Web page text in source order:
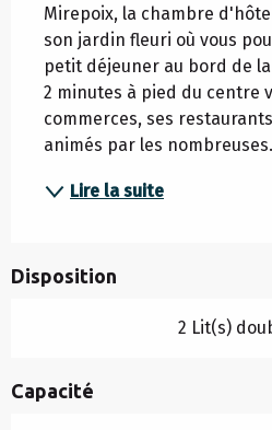
Mirepoix, la chambre
son jardin fleuri où vous
petit déjeuner au bord de
2 minutes à pied du centre
commerces, ses
animés par les
Lire la suite
Disposition
2 Lit(s)
Capacité